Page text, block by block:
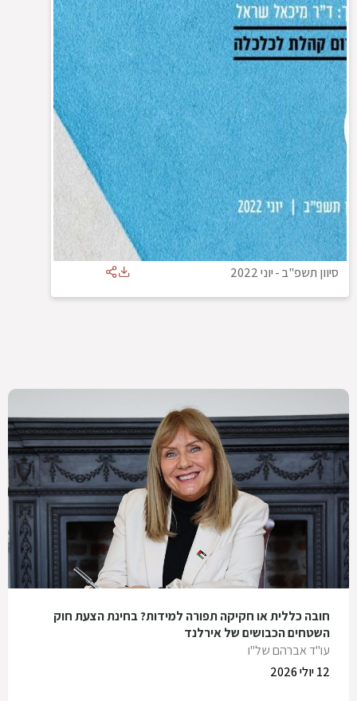
סיוון תשפ"ב-יוני 2022
חובה כללית או חקיקה תפורה למידות? בחינת הצעת חוק
השטחים הכבושים של אירלנד
עו"ד אברהם של"ו
12 יולי 2026